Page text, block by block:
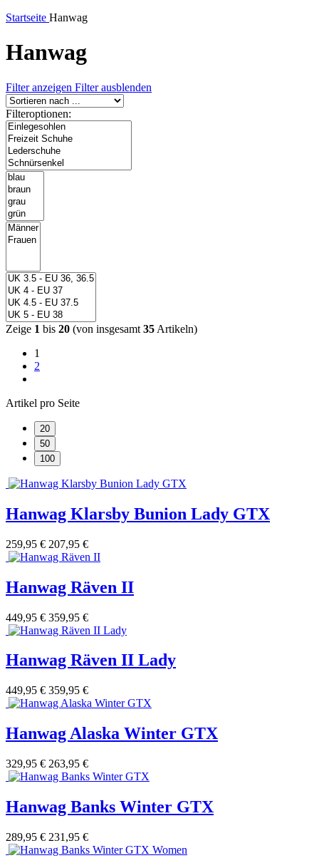
Startseite Hanwag
Hanwag
Filter anzeigen Filter ausblenden
Filteroptionen:
Zeige 1 bis 20 (von insgesamt 35 Artikeln)
1
2
Artikel pro Seite
20
50
100
Hanwag Klarsby Bunion Lady GTX
259,95 € 207,95 €
Hanwag Räven II
449,95 € 359,95 €
Hanwag Räven II Lady
449,95 € 359,95 €
Hanwag Alaska Winter GTX
329,95 € 263,95 €
Hanwag Banks Winter GTX
289,95 € 231,95 €